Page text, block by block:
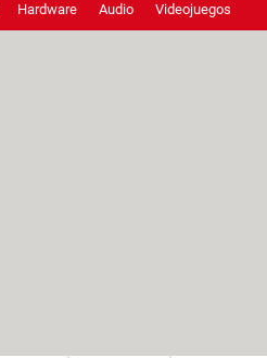
Hardware Audio Videojuegos